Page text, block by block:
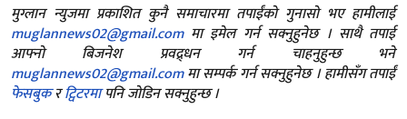
मुग्लान न्युजमा प्रकाशित कुनै समाचारमा तपाईंको गुनासो भए हामीलाई
muglannews02@gmail.comमा इमेल गर्न सक्नुहुनेछ । साथै तपाई
आफ्नो बिजनेश प्रवद्र्धन गर्न चाहनुहुन्छ भने
muglannews02@gmail.comमा सम्पर्क गर्न सक्नुहुनेछ । हामीसँग तपाईं
फेसबुकरट्विटरमापनि जोडिन सक्नुहुन्छ ।